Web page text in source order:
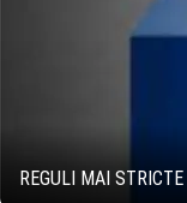
REGULI MAI